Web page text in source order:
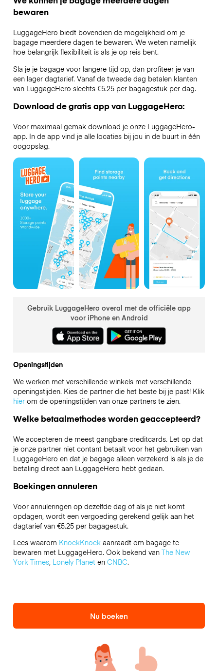
bewaren
LuggageHero biedt bovendien de mogelijkheid om je
bagage meerdere dagen te bewaren. We weten namelijk
hoe belangrijk flexibiliteit is als je op reis bent.
Sla je je bagage voor langere tijd op, dan profiteer je van
een lager dagtarief. Vanaf de tweede dag betalen klanten
van LuggageHero slechts €5.25 per bagagestuk per dag.
Download de gratis app van LuggageHero:
Voor maximaal gemak download je onze LuggageHero-
app. In de app vind je alle locaties bij jou in de buurt in één
oogopslag.
Gebruik LuggageHero overal met de officiële app
voor iPhone en Android
Openingstijden
We werken met verschillende winkels met verschillende
openingstijden. Kies de partner die het beste bij je past! Klik
hierom de openingstijden van onze partners te zien.
Welke betaalmethodes worden geaccepteerd?
We accepteren de meest gangbare creditcards. Let op dat
je onze partner niet contant betaalt voor het gebruiken van
LuggageHero en dat je bagage alleen verzekerd is als je de
betaling direct aan LuggageHero hebt gedaan.
Boekingen annuleren
Voor annuleringen op dezelfde dag of als je niet komt
opdagen, wordt een vergoeding gerekend gelijk aan het
dagtarief van €5.25 per bagagestuk.
Lees waarom KnockKnockaanraadt om bagage te
bewaren met LuggageHero. Ook bekend van The New
York Times, Lonely Planeten CNBC.
Nu boeken